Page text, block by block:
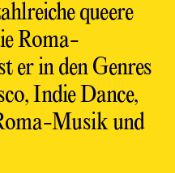
queere
Roma-
er in den Genres
Indie Dance,
Musik und